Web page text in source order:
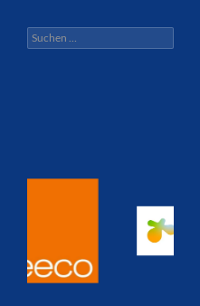
Suchen
nach: